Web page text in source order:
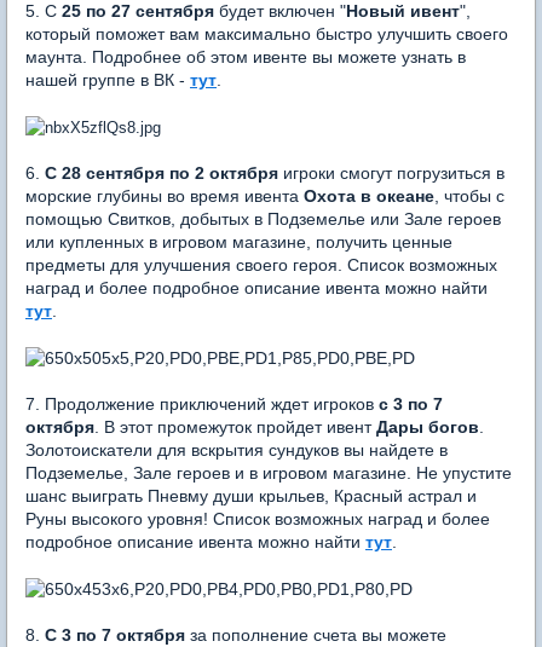
5. С 25 по 27 сентября будет включен "Новый ивент",
который поможет вам максимально быстро улучшить своего
маунта. Подробнее об этом ивенте вы можете узнать в
нашей группе в ВК - тут.
6. С 28 сентября по 2 октября игроки смогут погрузиться в
морские глубины во время ивента Охота в океане, чтобы с
помощью Свитков, добытых в Подземелье или Зале героев
или купленных в игровом магазине, получить ценные
предметы для улучшения своего героя. Список возможных
наград и более подробное описание ивента можно найти
тут.
7. Продолжение приключений ждет игроков с 3 по 7
октября. В этот промежуток пройдет ивентДары богов.
Золотоискатели для вскрытия сундуков вы найдете в
Подземелье, Зале героев и в игровом магазине. Не упустите
шанс выиграть Пневму души крыльев, Красный астрал и
Руны высокого уровня! Список возможных наград и более
подробное описание ивента можно найти тут.
8. С 3 по 7 октября за пополнение счета вы можете